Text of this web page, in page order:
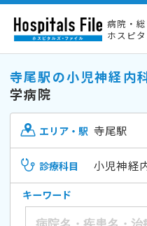
病院・
ホスピ
寺尾駅の小児神経内
学病院
エリア・駅 寺尾駅
診療科目 小児神経
キーワード